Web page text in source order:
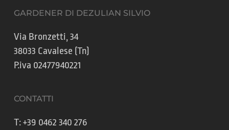
GARDENER DI DEZULIAN SILVIO
Via Bronzetti, 34
38033 Cavalese (Tn)
P.iva 02477940221
CONTATTI
T:+39 0462 340 276